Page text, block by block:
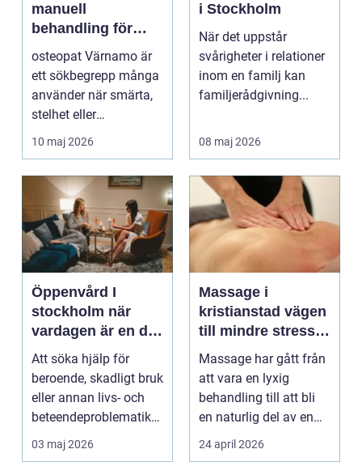
manuell
behandling för
minskad smärta
och Ökad rörlighet
osteopat Värnamo är
ett sökbegrepp många
använder när smärta,
stelhet eller
återkommande värk
börjar...
10 maj 2026
i Stockholm
När det uppstår
svårigheter i relationer
inom en familj kan
familjerådgivning...
08 maj 2026
Öppenvård I
stockholm när
vardagen är en del
av behandlingen
Att söka hjälp för
beroende, skadligt bruk
eller annan livs- och
beteendeproblematik
är ett stort st...
03 maj 2026
Massage i
kristianstad vägen
till mindre stress
och mer energi i
vardagen
Massage har gått från
att vara en lyxig
behandling till att bli
en naturlig del av en
hållbar livsst...
24 april 2026